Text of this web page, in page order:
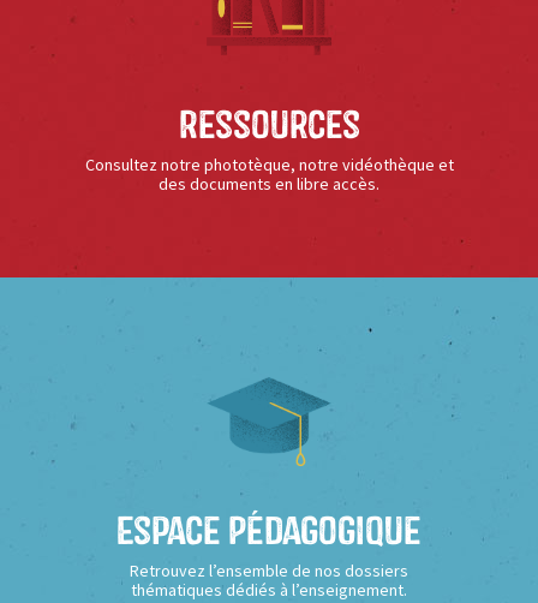
Ressources
Consultez notre phototèque, notre vidéothèque et
des documents en libre accès.
Espace Pédagogique
Retrouvez l’ensemble de nos dossiers
thématiques dédiés à l’enseignement.